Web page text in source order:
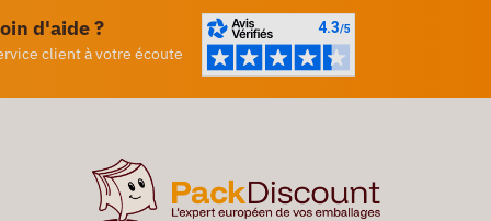
d'aide ?
client à votre écoute